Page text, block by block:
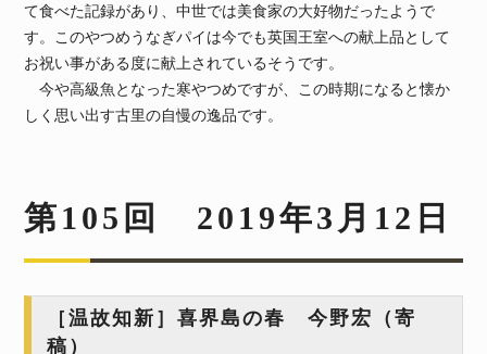
て食べた記録があり、中世では美食家の大好物だったようで
す。このやつめうなぎパイは今でも英国王室への献上品として
お祝い事がある度に献上されているそうです。
今や高級魚となった寒やつめですが、この時期になると懐か
しく思い出す古里の自慢の逸品です。
第105回 2019年3月12日
［温故知新］喜界島の春 今野宏（寄
稿）